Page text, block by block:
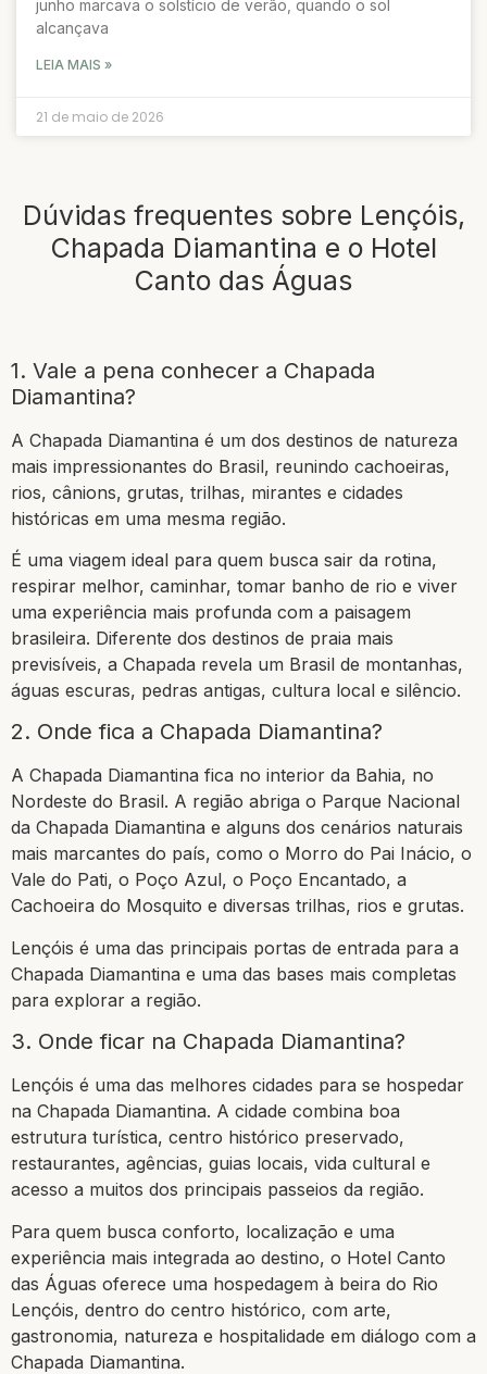
junho marcava o solstício de verão, quando o sol
alcançava
LEIA MAIS »
21 de maio de 2026
Dúvidas frequentes sobre Lençóis,
Chapada Diamantina e o Hotel
Canto das Águas
1. Vale a pena conhecer a Chapada
Diamantina?
A Chapada Diamantina é um dos destinos de natureza
mais impressionantes do Brasil, reunindo cachoeiras,
rios, cânions, grutas, trilhas, mirantes e cidades
históricas em uma mesma região.
É uma viagem ideal para quem busca sair da rotina,
respirar melhor, caminhar, tomar banho de rio e viver
uma experiência mais profunda com a paisagem
brasileira. Diferente dos destinos de praia mais
previsíveis, a Chapada revela um Brasil de montanhas,
águas escuras, pedras antigas, cultura local e silêncio.
2. Onde fica a Chapada Diamantina?
A Chapada Diamantina fica no interior da Bahia, no
Nordeste do Brasil. A região abriga o Parque Nacional
da Chapada Diamantina e alguns dos cenários naturais
mais marcantes do país, como o Morro do Pai Inácio, o
Vale do Pati, o Poço Azul, o Poço Encantado, a
Cachoeira do Mosquito e diversas trilhas, rios e grutas.
Lençóis é uma das principais portas de entrada para a
Chapada Diamantina e uma das bases mais completas
para explorar a região.
3. Onde ficar na Chapada Diamantina?
Lençóis é uma das melhores cidades para se hospedar
na Chapada Diamantina. A cidade combina boa
estrutura turística, centro histórico preservado,
restaurantes, agências, guias locais, vida cultural e
acesso a muitos dos principais passeios da região.
Para quem busca conforto, localização e uma
experiência mais integrada ao destino, o Hotel Canto
das Águas oferece uma hospedagem à beira do Rio
Lençóis, dentro do centro histórico, com arte,
gastronomia, natureza e hospitalidade em diálogo com a
Chapada Diamantina.